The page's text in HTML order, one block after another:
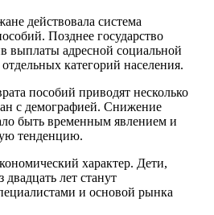
действовала система
Позднее государство
выплаты адресной социальной
категорий населения.
пособий приводят несколько
с демографией. Снижение
быть временным явлением и
тенденцию.
характер. Дети,
лет станут
и основой рынка